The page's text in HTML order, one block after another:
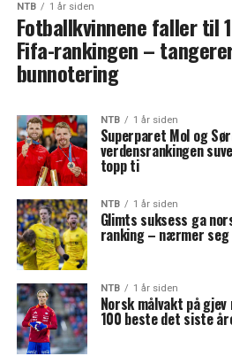
NTB 1 år siden
Fotballkvinnene faller til
Fifa-rankingen –
bunnotering
NTB 1 år siden
Superparet Mol og
verdensrankingen
topp ti
NTB 1 år siden
Glimts suksess ga
ranking – nærmer
NTB 1 år siden
Norsk målvakt på
100 beste det siste